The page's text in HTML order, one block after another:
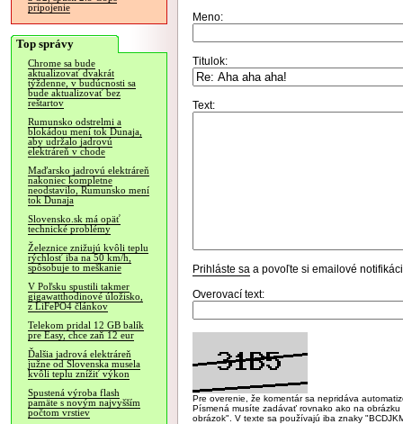
pripojenie
Top správy
Chrome sa bude
aktualizovať dvakrát
týždenne, v budúcnosti sa
bude aktualizovať bez
reštartov
Rumunsko odstrelmi a
blokádou mení tok Dunaja,
aby udržalo jadrovú
elektráreň v chode
Maďarsko jadrovú elektráreň
nakoniec kompletne
neodstavilo, Rumunsko mení
tok Dunaja
Slovensko.sk má opäť
technické problémy
Železnice znižujú kvôli teplu
rýchlosť iba na 50 km/h,
spôsobuje to meškanie
V Poľsku spustili takmer
gigawatthodinové úložisko,
z LiFePO4 článkov
Telekom pridal 12 GB balík
pre Easy, chce zaň 12 eur
Ďalšia jadrová elektráreň
južne od Slovenska musela
kvôli teplu znížiť výkon
Spustená výroba flash
pamäte s novým najvyšším
počtom vrstiev
Meno:
Titulok:
Text:
Prihláste sa a povoľte si emailové
Overovací text:
Pre overenie, že komentár sa nepridáva
Písmená musíte zadávať rovnako ako na
obrázok". V texte sa používajú iba znaky